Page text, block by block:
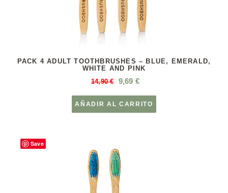
PACK 4 ADULT TOOTHBRUSHES – BLUE, EMERALD,
WHITE AND PINK
14,90€ 9,69 €
AÑADIR AL CARRITO
Save